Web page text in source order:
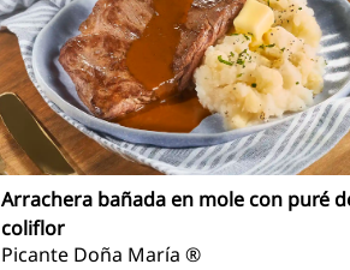
Arrachera bañada en mole con puré
coliflor
Picante Doña María ®